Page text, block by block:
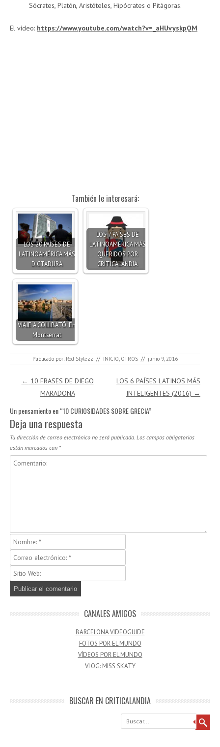
Sócrates, Platón, Aristóteles, Hipócrates o Pitágoras.
El vídeo: https://www.youtube.com/watch?v=_aHUvyskpQM
También le interesará:
LOS 20 PAÍSES DE
LATINOAMÉRICA MÁS
DICTADURA
LOS 7 PAÍSES DE
LATINOAMÉRICA MÁS
QUERIDOS POR
CRITICALANDIA
VIAJE A COLLBATÓ: En
Montserrat
Publicado por: Rod Stylezz // INICIO, OTROS // junio 9, 2016
Navegación de entradas
← 10 FRASES DE DIEGO
MARADONA
LOS 6 PAÍSES LATINOS MÁS
INTELIGENTES (2016) →
Un pensamiento en “10 CURIOSIDADES SOBRE GRECIA”
Deja una respuesta
Tu dirección de correo electrónico no será publicada. Los campos obligatorios
están marcados con *
CANALES AMIGOS
BARCELONA VIDEOGUIDE
FOTOS POR EL MUNDO
VÍDEOS POR EL MUNDO
VLOG: MISS SKATY
BUSCAR EN CRITICALANDIA
Buscar